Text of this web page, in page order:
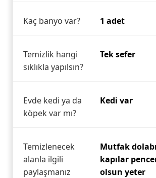
Kaç banyo var? 1 adet
Temizlik hangi
sıklıkla yapılsın?
Tek sefer
Evde kedi ya da
köpek var mı?
Kedi var
Temizlenecek
alanla ilgili
paylaşmanız
Mutfak
kapılar
olsun yeter